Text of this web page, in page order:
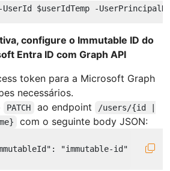
UserId $userIdTemp -
configure o Immutable ID do
Entra ID com Graph API
token para a Microsoft Graph
necessários.
PATCH ao endpoint
/users/{id |
com o seguinte body JSON:
:
"immutable-id"